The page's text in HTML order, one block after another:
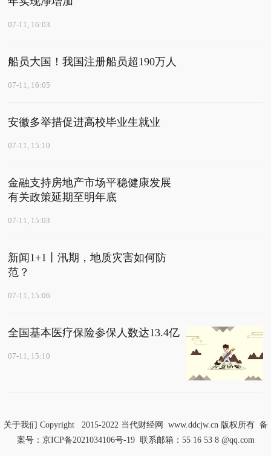
07-11, 16:03
船员大国！我国注册船员超190万人
07-11, 16:05
安徽多举措促进高校毕业生就业
07-11, 15:10
金融支持房地产市场平稳健康发展
有关政策延期至明年底
07-11, 15:03
新闻1+1丨汛期，地质灾害如何防
范？
07-11, 15:06
全国基本医疗保险参保人数达13.4亿
07-11, 15:10
关于我们 Copyright 2015-2022 当代财经网
www.ddcjw.cn 版权所有 备
案号： 京ICP备2021034106号-19联系邮箱：55 16 53 8 @qq.com